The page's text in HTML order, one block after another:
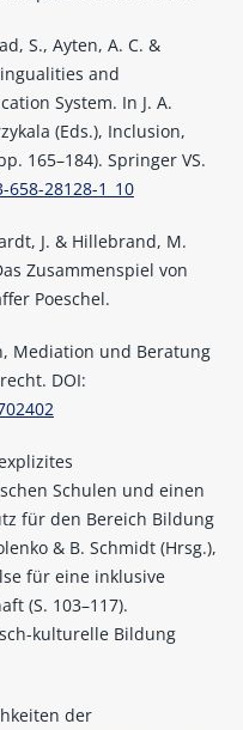
S., Ayten, A. C. &
and
System. In J. A.
(Eds.), Inclusion,
165–184). Springer VS.
28128-1_10
J. & Hillebrand, M.
Zusammenspiel von
Poeschel.
Mediation und Beratung
DOI:
Schulen und einen
für den Bereich Bildung
& B. Schmidt (Hrsg.),
für eine inklusive
(S. 103–117).
kulturelle Bildung
der